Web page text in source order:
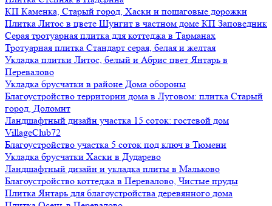
КП Каменка, Старый город, Хаски и пошаговые дорожки
Плитка Литос в цвете Шунгит в частном доме КП Заповедник
Серая тротуарная плитка для коттеджа в Тарманах
Тротуарная плитка Стандарт серая, белая и желтая
Укладка плитки Литос, белый и Абрис цвет Янтарь в
Перевалово
Укладка брусчатки в районе Дома обороны
Благоустройство территории дома в Луговом: плитка Старый
город, Доломит
Ландшафтный дизайн участка 15 соток: гостевой дом
VillageClub72
Благоустройство участка 5 соток под ключ в Тюмени
Укладка брусчатки Хаски в Дударево
Ландшафтный дизайн и укладка плиты в Мальково
Благоустройство коттеджа в Перевалово, Чистые пруды
Плитка Янтарь для благоустройства деревянного дома